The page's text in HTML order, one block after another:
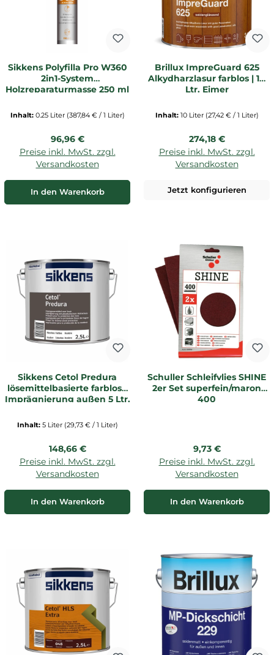
Sikkens Polyfilla Pro W360
2in1-System
Holzreparaturmasse 250 ml
Inhalt: 0.25 Liter (387,84 € / 1 Liter)
Regulärer Preis:
96,96 €
Preise inkl. MwSt. zzgl.
Versandkosten
In den Warenkorb
Brillux ImpreGuard 625
Alkydharzlasur farblos | 10
Ltr. Eimer
Inhalt: 10 Liter (27,42 € / 1 Liter)
Regulärer Preis:
274,18 €
Preise inkl. MwSt. zzgl.
Versandkosten
Jetzt konfigurieren
Sikkens Cetol Predura
lösemittelbasierte farblose
Imprägnierung außen 5 Ltr.
Inhalt: 5 Liter (29,73 € / 1 Liter)
Regulärer Preis:
148,66 €
Preise inkl. MwSt. zzgl.
Versandkosten
In den Warenkorb
Schuller Schleifvlies SHINE
2er Set superfein/maron
400
Regulärer Preis:
9,73 €
Preise inkl. MwSt. zzgl.
Versandkosten
In den Warenkorb